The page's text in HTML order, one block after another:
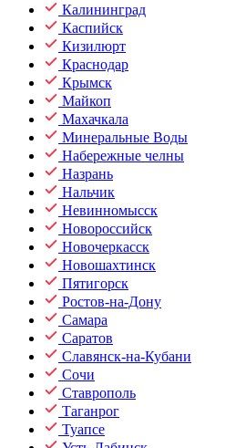
Калининград
Каспийск
Кизилюрт
Краснодар
Крымск
Майкоп
Махачкала
Минеральные Воды
Набережные челны
Назрань
Нальчик
Невинномысск
Новороссийск
Новочеркасск
Новошахтинск
Пятигорск
Ростов-на-Дону
Самара
Саратов
Славянск-на-Кубани
Сочи
Ставрополь
Таганрог
Туапсе